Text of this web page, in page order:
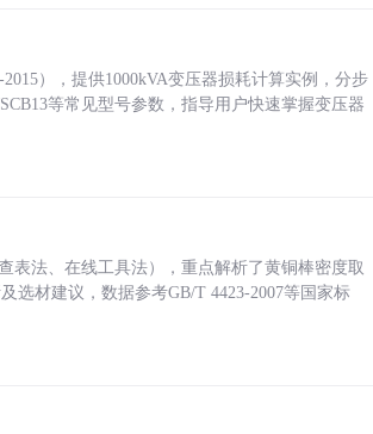
），提供1000kVA变压器损耗计算实例，分步
等常见型号参数，指导用户快速掌握变压器
表法、在线工具法），重点解析了黄铜棒密度取
选材建议，数据参考GB/T 4423-2007等国家标